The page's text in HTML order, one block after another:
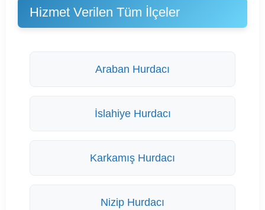
Hizmet Verilen Tüm İlçeler
Araban Hurdacı
İslahiye Hurdacı
Karkamış Hurdacı
Nizip Hurdacı